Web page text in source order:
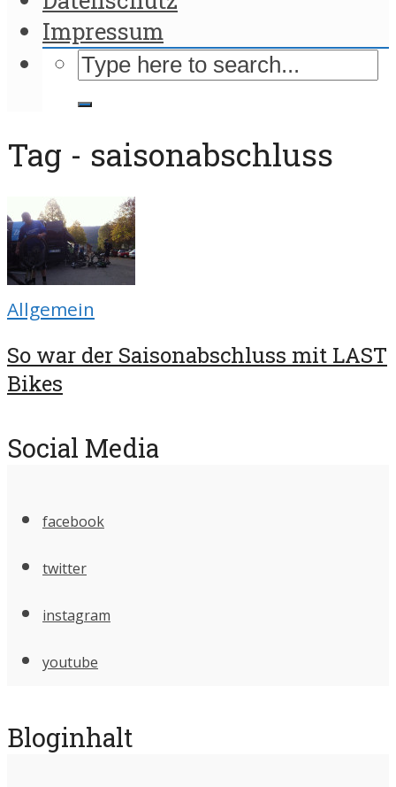
Impressum
Tag - saisonabschluss
Allgemein
So war der Saisonabschluss mit LAST
Bikes
Social Media
facebook
twitter
instagram
youtube
Bloginhalt